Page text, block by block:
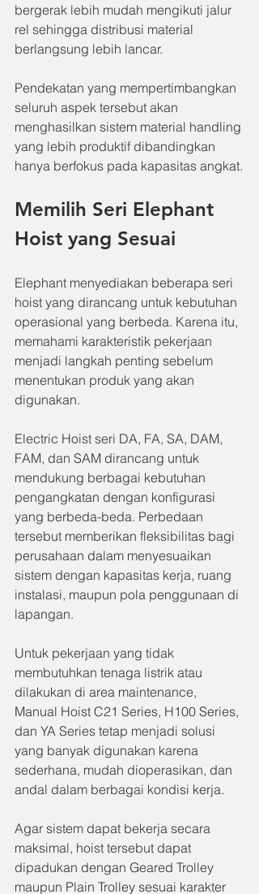
bergerak lebih mudah mengikuti jalur
rel sehingga distribusi material
berlangsung lebih lancar.
Pendekatan yang mempertimbangkan
seluruh aspek tersebut akan
menghasilkan sistem material handling
yang lebih produktif dibandingkan
hanya berfokus pada kapasitas angkat.
Memilih Seri Elephant
Hoist yang Sesuai
Elephant menyediakan beberapa seri
hoist yang dirancang untuk kebutuhan
operasional yang berbeda. Karena itu,
memahami karakteristik pekerjaan
menjadi langkah penting sebelum
menentukan produk yang akan
digunakan.
Electric Hoist seri DA, FA, SA, DAM,
FAM, dan SAM dirancang untuk
mendukung berbagai kebutuhan
pengangkatan dengan konfigurasi
yang berbeda-beda. Perbedaan
tersebut memberikan fleksibilitas bagi
perusahaan dalam menyesuaikan
sistem dengan kapasitas kerja, ruang
instalasi, maupun pola penggunaan di
lapangan.
Untuk pekerjaan yang tidak
membutuhkan tenaga listrik atau
dilakukan di area maintenance,
Manual Hoist C21 Series, H100 Series,
dan YA Series tetap menjadi solusi
yang banyak digunakan karena
sederhana, mudah dioperasikan, dan
andal dalam berbagai kondisi kerja.
Agar sistem dapat bekerja secara
maksimal, hoist tersebut dapat
dipadukan dengan Geared Trolley
maupun Plain Trolley sesuai karakter